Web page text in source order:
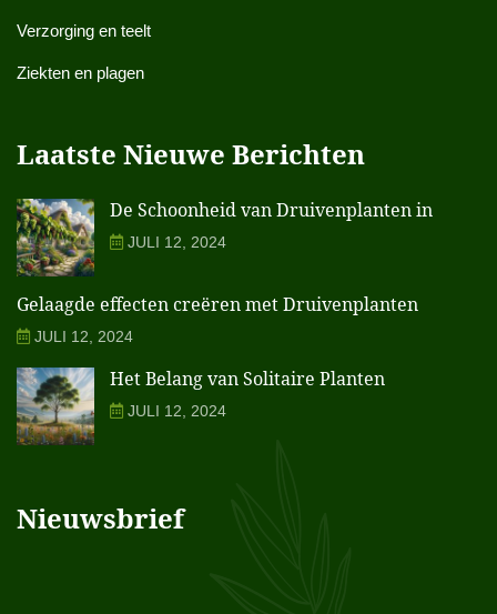
Verzorging en teelt
Ziekten en plagen
Laatste Nieuwe Berichten
De Schoonheid van Druivenplanten in
JULI 12, 2024
Gelaagde effecten creëren met Druivenplanten
JULI 12, 2024
Het Belang van Solitaire Planten
JULI 12, 2024
Nieuwsbrief